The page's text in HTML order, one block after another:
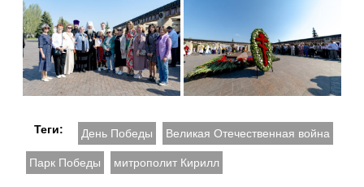
Теги: День Победы Великая Отечественная война
Парк Победы митрополит Кирилл